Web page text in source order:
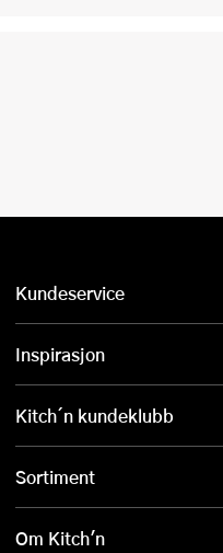
Kundeservice
Inspirasjon
Kitch´n kundeklubb
Sortiment
Om Kitch'n